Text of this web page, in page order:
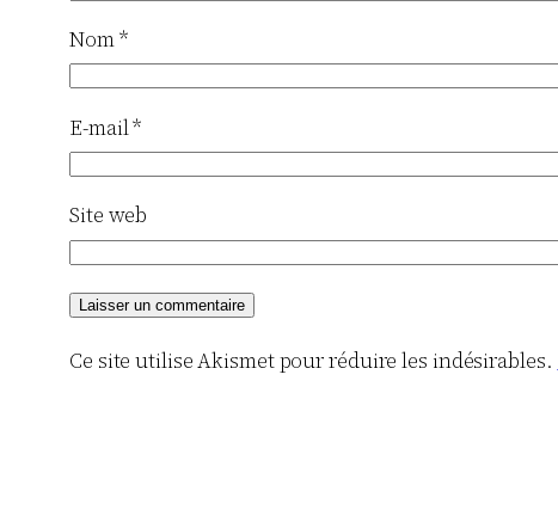
Nom*
E-mail*
Site web
Ce site utilise Akismet pour réduire les indésirables.